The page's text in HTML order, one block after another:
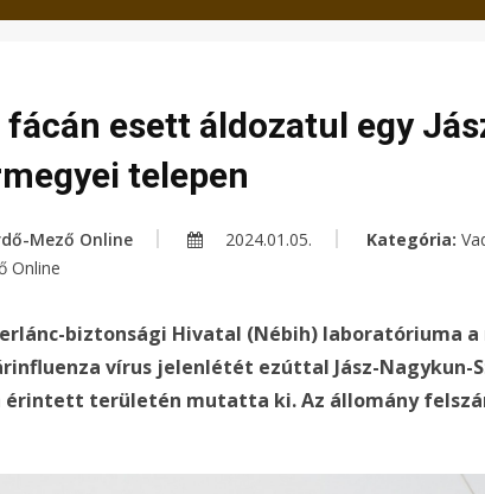
fácán esett áldozatul egy
telepen
Mező Online 2024.01.05. Kategória:
Online
biztonsági Hivatal (Nébih) laboratóriuma a
vírus jelenlétét ezúttal Jász-Nagykun-
érintett területén mutatta ki. Az állomány